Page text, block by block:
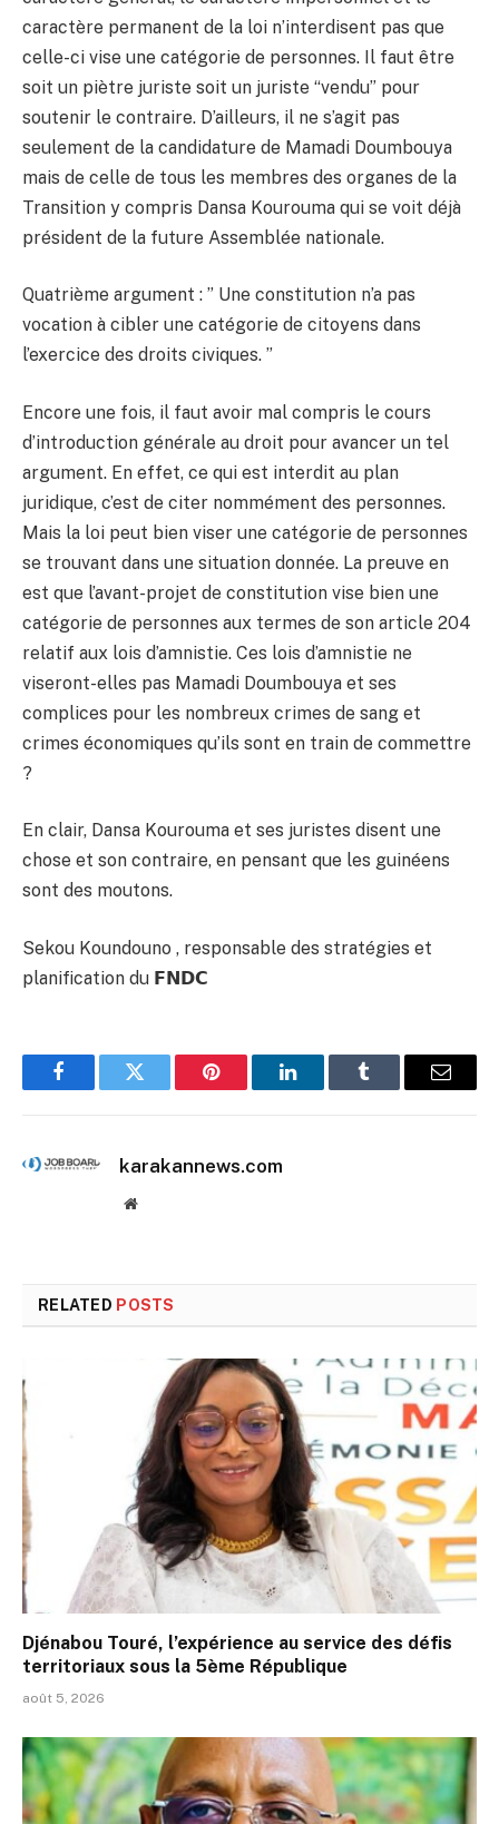
caractère permanent de la loi n’interdisent pas que
celle-ci vise une catégorie de personnes. Il faut être
soit un piètre juriste soit un juriste “vendu” pour
soutenir le contraire. D’ailleurs, il ne s’agit pas
seulement de la candidature de Mamadi Doumbouya
mais de celle de tous les membres des organes de la
Transition y compris Dansa Kourouma qui se voit déjà
président de la future Assemblée nationale.
Quatrième argument : ” Une constitution n’a pas
vocation à cibler une catégorie de citoyens dans
l’exercice des droits civiques. ”
Encore une fois, il faut avoir mal compris le cours
d’introduction générale au droit pour avancer un tel
argument. En effet, ce qui est interdit au plan
juridique, c’est de citer nommément des personnes.
Mais la loi peut bien viser une catégorie de personnes
se trouvant dans une situation donnée. La preuve en
est que l’avant-projet de constitution vise bien une
catégorie de personnes aux termes de son article 204
relatif aux lois d’amnistie. Ces lois d’amnistie ne
viseront-elles pas Mamadi Doumbouya et ses
complices pour les nombreux crimes de sang et
crimes économiques qu’ils sont en train de commettre
?
En clair, Dansa Kourouma et ses juristes disent une
chose et son contraire, en pensant que les guinéens
sont des moutons.
Sekou Koundouno , responsable des stratégies et
planification du 𝗙𝗡𝗗𝗖
FacebookTwitter Pinterest LinkedInTumblr Email
karakannews.com
Website
RELATED POSTS
Djénabou Touré, l’expérience au service des défis
territoriaux sous la 5ème République
août 5, 2026